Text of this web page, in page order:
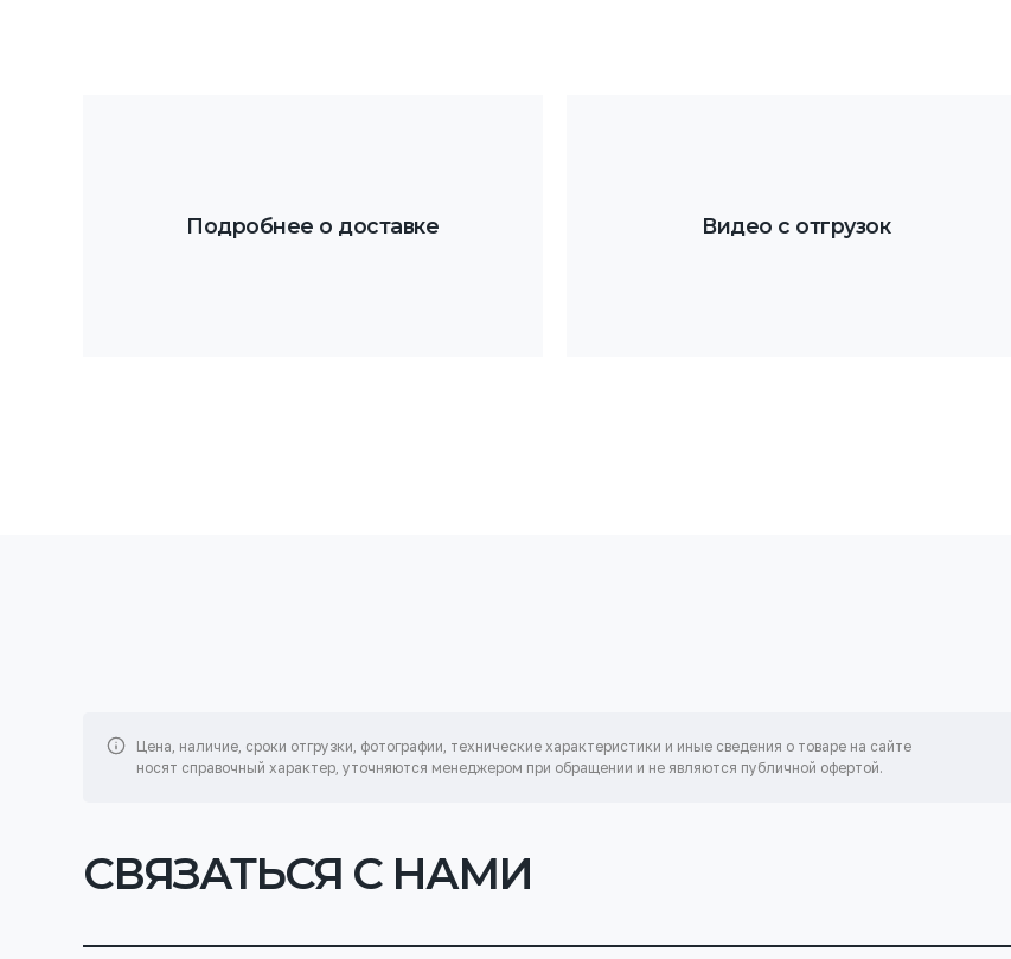
Подробнее о доставке Видео с отгрузок
Цена, наличие, сроки отгрузки, фотографии, технические характеристики и иные сведения о товаре на сайте
носят справочный характер, уточняются менеджером при обращении и не являются публичной офертой.
СВЯЗАТЬСЯ С НАМИ